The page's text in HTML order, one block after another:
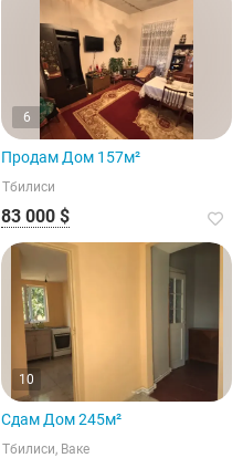
6
Продам Дом 157м²
Тбилиси
83 000 $
10
Сдам Дом 245м²
Тбилиси, Ваке